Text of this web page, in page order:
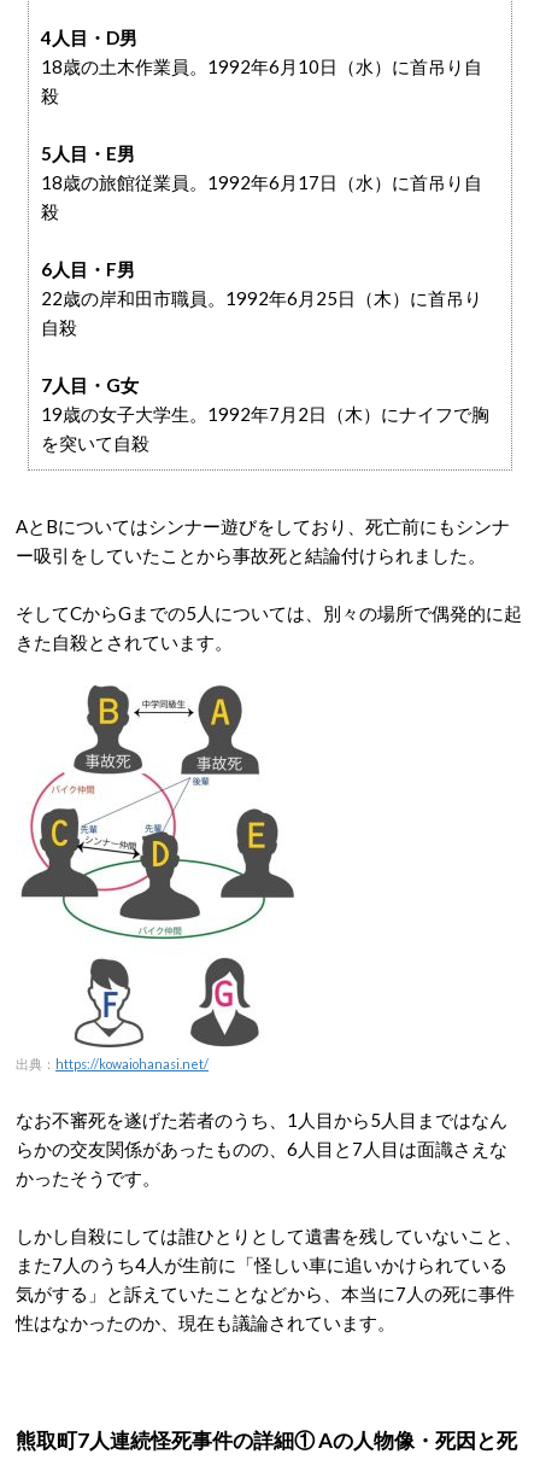
4人目・D男
18歳の土木作業員。1992年6月10日（水）に首吊り自
殺
5人目・E男
18歳の旅館従業員。1992年6月17日（水）に首吊り自
殺
6人目・F男
22歳の岸和田市職員。1992年6月25日（木）に首吊り
自殺
7人目・G女
19歳の女子大学生。1992年7月2日（木）にナイフで胸
を突いて自殺
AとBについてはシンナー遊びをしており、死亡前にもシンナ
ー吸引をしていたことから事故死と結論付けられました。
そしてCからGまでの5人については、別々の場所で偶発的に起
きた自殺とされています。
出典： https://kowaiohanasi.net/
なお不審死を遂げた若者のうち、1人目から5人目まではなん
らかの交友関係があったものの、6人目と7人目は面識さえな
かったそうです。
しかし自殺にしては誰ひとりとして遺書を残していないこと、
また7人のうち4人が生前に「怪しい車に追いかけられている
気がする」と訴えていたことなどから、本当に7人の死に事件
性はなかったのか、現在も議論されています。
熊取町7人連続怪死事件の詳細① Aの人物像・死因と死